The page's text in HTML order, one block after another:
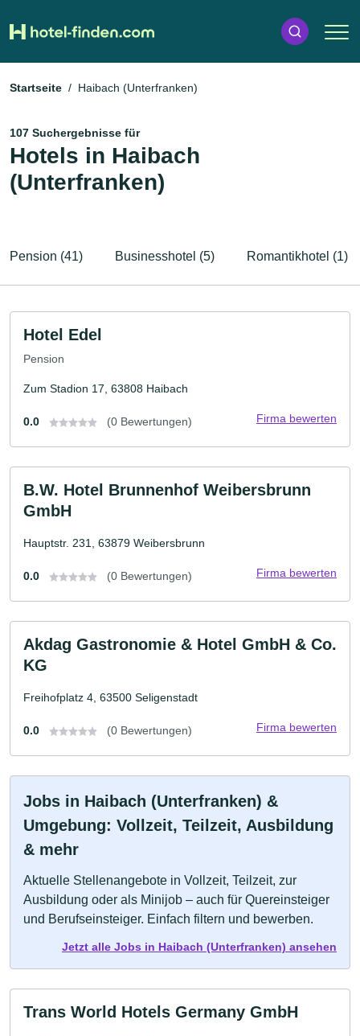
Startseite Haibach (Unterfranken)
107 Suchergebnisse für
Hotels in Haibach
(Unterfranken)
Pension (41) Businesshotel (5) Romantikhotel (1)
Hotel Edel
Pension
Zum Stadion 17, 63808 Haibach
0.0 (0 Bewertungen) Firma bewerten
B.W. Hotel Brunnenhof Weibersbrunn
GmbH
Hauptstr. 231, 63879 Weibersbrunn
0.0 (0 Bewertungen) Firma bewerten
Akdag Gastronomie & Hotel GmbH & Co.
KG
Freihofplatz 4, 63500 Seligenstadt
0.0 (0 Bewertungen) Firma bewerten
Jobs in Haibach (Unterfranken) &
Umgebung: Vollzeit, Teilzeit, Ausbildung
& mehr
Aktuelle Stellenangebote in Vollzeit, Teilzeit, zur
Ausbildung oder als Minijob – auch für Quereinsteiger
und Berufseinsteiger. Einfach filtern und bewerben.
Jetzt alle Jobs in Haibach (Unterfranken) ansehen
Trans World Hotels Germany GmbH